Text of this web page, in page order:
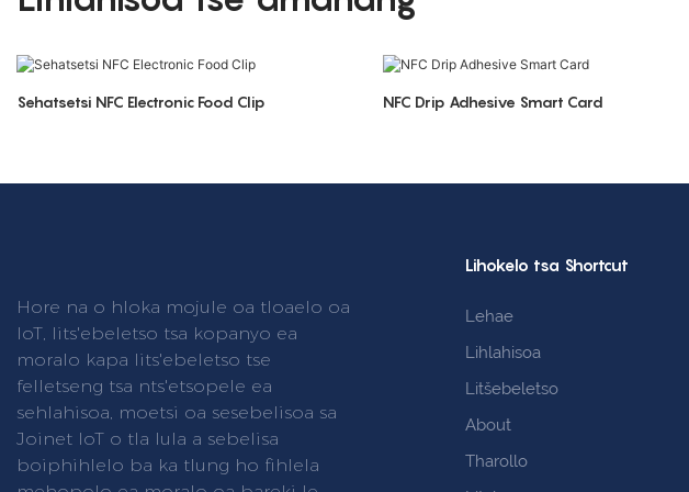
Sehatsetsi NFC Electronic Food Clip NFC Drip Adhesive Smart Card
Hore na o hloka mojule oa tloaelo oa
IoT, lits'ebeletso tsa kopanyo ea
moralo kapa lits'ebeletso tse
felletseng tsa nts'etsopele ea
sehlahisoa, moetsi oa sesebelisoa sa
Joinet IoT o tla lula a sebelisa
boiphihlelo ba ka tlung ho fihlela
Lihokelo tsa Shortcut
Lehae
Lihlahisoa
Litšebeletso
About
Tharollo